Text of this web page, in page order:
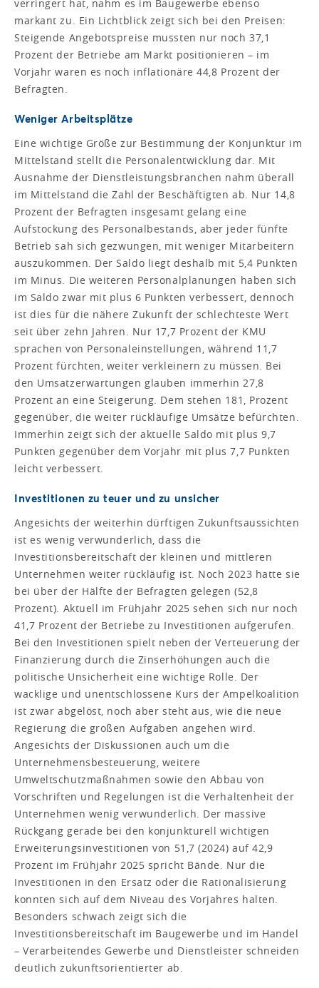
verringert hat, nahm es im Baugewerbe ebenso
markant zu. Ein Lichtblick zeigt sich bei den Preisen:
Steigende Angebotspreise mussten nur noch 37,1
Prozent der Betriebe am Markt positionieren – im
Vorjahr waren es noch inflationäre 44,8 Prozent der
Befragten.
Weniger Arbeitsplätze
Eine wichtige Größe zur Bestimmung der Konjunktur im
Mittelstand stellt die Personalentwicklung dar. Mit
Ausnahme der Dienstleistungsbranchen nahm überall
im Mittelstand die Zahl der Beschäftigten ab. Nur 14,8
Prozent der Befragten insgesamt gelang eine
Aufstockung des Personalbestands, aber jeder fünfte
Betrieb sah sich gezwungen, mit weniger Mitarbeitern
auszukommen. Der Saldo liegt deshalb mit 5,4 Punkten
im Minus. Die weiteren Personalplanungen haben sich
im Saldo zwar mit plus 6 Punkten verbessert, dennoch
ist dies für die nähere Zukunft der schlechteste Wert
seit über zehn Jahren. Nur 17,7 Prozent der KMU
sprachen von Personaleinstellungen, während 11,7
Prozent fürchten, weiter verkleinern zu müssen. Bei
den Umsatzerwartungen glauben immerhin 27,8
Prozent an eine Steigerung. Dem stehen 181, Prozent
gegenüber, die weiter rückläufige Umsätze befürchten.
Immerhin zeigt sich der aktuelle Saldo mit plus 9,7
Punkten gegenüber dem Vorjahr mit plus 7,7 Punkten
leicht verbessert.
Investitionen zu teuer und zu unsicher
Angesichts der weiterhin dürftigen Zukunftsaussichten
ist es wenig verwunderlich, dass die
Investitionsbereitschaft der kleinen und mittleren
Unternehmen weiter rückläufig ist. Noch 2023 hatte sie
bei über der Hälfte der Befragten gelegen (52,8
Prozent). Aktuell im Frühjahr 2025 sehen sich nur noch
41,7 Prozent der Betriebe zu Investitionen aufgerufen.
Bei den Investitionen spielt neben der Verteuerung der
Finanzierung durch die Zinserhöhungen auch die
politische Unsicherheit eine wichtige Rolle. Der
wacklige und unentschlossene Kurs der Ampelkoalition
ist zwar abgelöst, noch aber steht aus, wie die neue
Regierung die großen Aufgaben angehen wird.
Angesichts der Diskussionen auch um die
Unternehmensbesteuerung, weitere
Umweltschutzmaßnahmen sowie den Abbau von
Vorschriften und Regelungen ist die Verhaltenheit der
Unternehmen wenig verwunderlich. Der massive
Rückgang gerade bei den konjunkturell wichtigen
Erweiterungsinvestitionen von 51,7 (2024) auf 42,9
Prozent im Frühjahr 2025 spricht Bände. Nur die
Investitionen in den Ersatz oder die Rationalisierung
konnten sich auf dem Niveau des Vorjahres halten.
Besonders schwach zeigt sich die
Investitionsbereitschaft im Baugewerbe und im Handel
– Verarbeitendes Gewerbe und Dienstleister schneiden
deutlich zukunftsorientierter ab.